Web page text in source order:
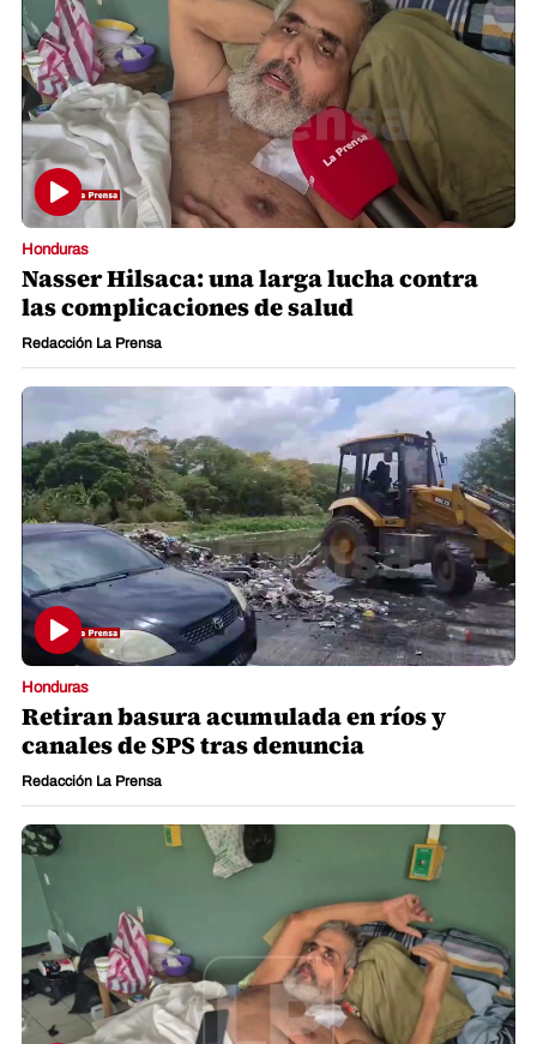
Honduras
Nasser Hilsaca: una larga lucha contra
las complicaciones de salud
Redacción La Prensa
Honduras
Retiran basura acumulada en ríos y
canales de SPS tras denuncia
Redacción La Prensa